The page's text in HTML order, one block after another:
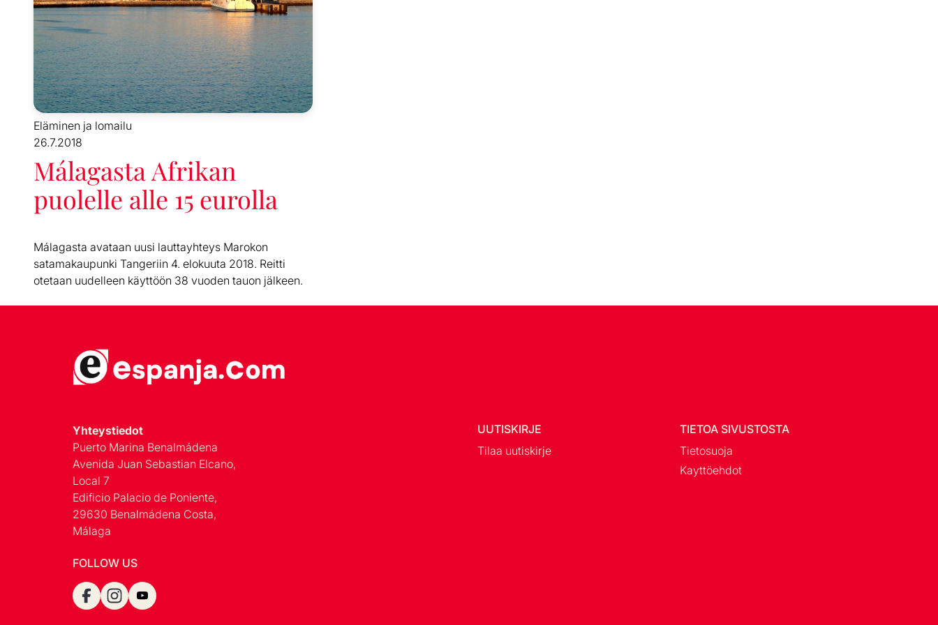
Eläminen ja lomailu
26.7.2018
Málagasta Afrikan
puolelle alle 15 eurolla
Málagasta avataan uusi lauttayhteys Marokon
satamakaupunki Tangeriin 4. elokuuta 2018. Reitti
otetaan uudelleen käyttöön 38 vuoden tauon jälkeen.
Yhteystiedot
Puerto Marina Benalmádena
Avenida Juan Sebastian Elcano,
Local 7
Edificio Palacio de Poniente,
29630 Benalmádena Costa,
Málaga
FOLLOW US
UUTISKIRJE
Tilaa uutiskirje
TIETOA SIVUSTOSTA
Tietosuoja
Kayttöehdot